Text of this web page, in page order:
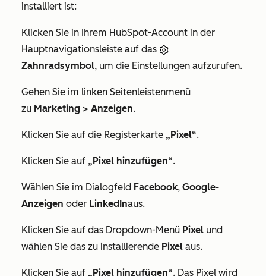
installiert ist:
Klicken Sie in Ihrem HubSpot-Account in der
Hauptnavigationsleiste auf das
Zahnradsymbol, um die Einstellungen aufzurufen.
Gehen Sie im linken Seitenleistenmenü
zu Marketing > Anzeigen.
Klicken Sie auf die Registerkarte „Pixel“.
Klicken Sie auf „Pixel hinzufügen“.
Wählen Sie im Dialogfeld Facebook, Google-
Anzeigen oder LinkedInaus.
Klicken Sie auf das Dropdown-Menü Pixel und
wählen Sie das zu installierende Pixel aus.
Klicken Sie auf „Pixel hinzufügen“. Das Pixel wird